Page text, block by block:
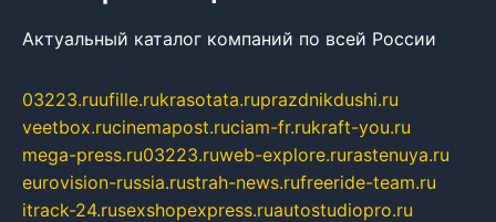
Актуальный каталог компаний по всей России
03223.ruufille.rukrasotata.ruprazdnikdushi.ru
veetbox.rucinemapost.ruciam-fr.rukraft-you.ru
mega-press.ru03223.ruweb-explore.rurastenuya.ru
eurovision-russia.rustrah-news.rufreeride-team.ru
itrack-24.rusexshopexpress.ruautostudiopro.ru